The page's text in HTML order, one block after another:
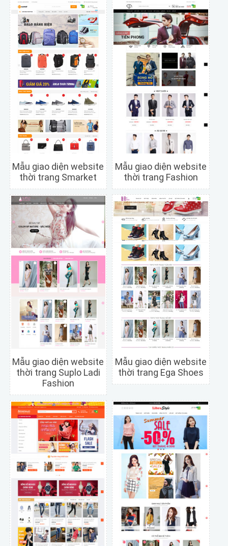
Mẫu giao diện website
thời trang Smarket
Mẫu giao diện website
thời trang Fashion
Chi tiết Xem trước
Mẫu giao diện website
thời trang Suplo Ladi
Fashion
Mẫu giao diện website
thời trang Ega Shoes